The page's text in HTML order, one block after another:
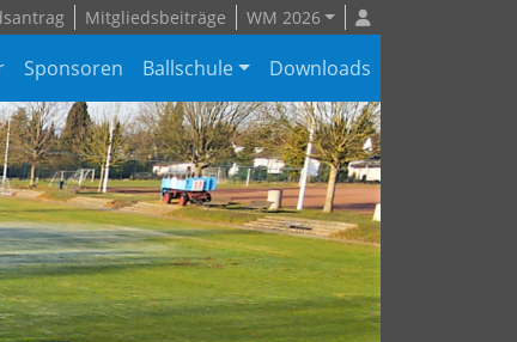
Mitgliedsbeiträge WM 2026
Sponsoren Ballschule Downloads